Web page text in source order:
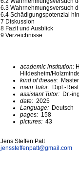
6.3 Wahrnehmungsversuch
6.4 Schädigungspotenzial
7 Diskussion
8 Fazit und Ausblick
9 Verzeichnisse
academic institution:
Hildesheim/
kind of theses:
main Tutor: Dipl.-
assistant Tutor: Dr.-
date: 2025
Language: Deutsch
pages: 158
pictures: 43
Jens Steffen Patt
jenssteffenpatt@gmail.com